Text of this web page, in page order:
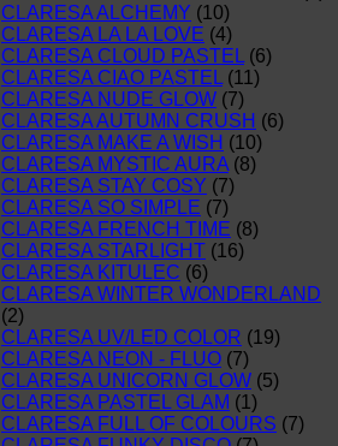
CLARESA ALCHEMY (10)
CLARESA LA LA LOVE (4)
CLARESA CLOUD PASTEL (6)
CLARESA CIAO PASTEL (11)
CLARESA NUDE GLOW (7)
CLARESA AUTUMN CRUSH (6)
CLARESA MAKE A WISH (10)
CLARESA MYSTIC AURA (8)
CLARESA STAY COSY (7)
CLARESA SO SIMPLE (7)
CLARESA FRENCH TIME (8)
CLARESA STARLIGHT (16)
CLARESA KITULEC (6)
CLARESA WINTER WONDERLAND
(2)
CLARESA UV/LED COLOR (19)
CLARESA NEON - FLUO (7)
CLARESA UNICORN GLOW (5)
CLARESA PASTEL GLAM (1)
CLARESA FULL OF COLOURS (7)